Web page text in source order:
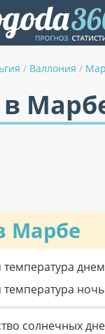
/ Валлония /
Марбе
температура
температура
солнечных